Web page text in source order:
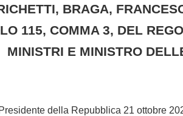
BRAGA,
115, COMMA 3, DEL
MINISTRI E MINISTRO
della Repubblica 21 ottobre 2022,